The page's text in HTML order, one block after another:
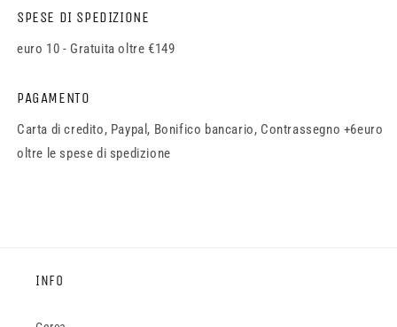
SPESE DI SPEDIZIONE
euro 10 - Gratuita oltre €149
PAGAMENTO
Carta di credito, Paypal, Bonifico bancario, Contrassegno +6euro
oltre le spese di spedizione
INFO